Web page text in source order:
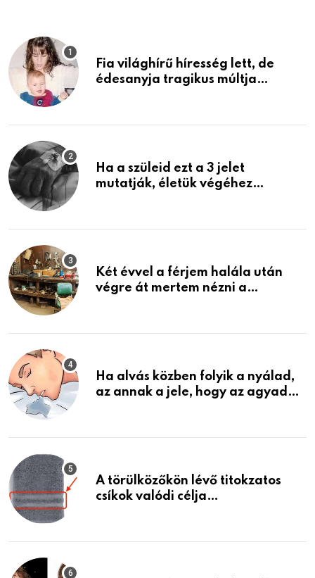
Fia világhírű híresség lett, de
édesanyja tragikus múltja
Ha a szüleid ezt a 3 jelet
mutatják, életük végéhez
Két évvel a férjem halála után
végre át mertem nézni a
életemet
Ha alvás közben folyik a nyálad,
az annak a jele, hogy az agyad…
A törülközőkön lévő titokzatos
csíkok valódi célja…